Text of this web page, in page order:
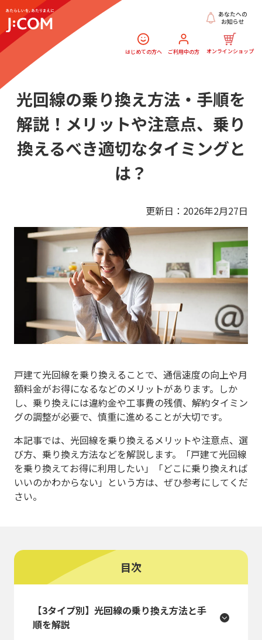
はじめての方へ ご利用中の方 オンラインショップ
あなたへの
お知らせ
光回線の乗り換え方法・手順を
解説！ メリットや注意点、乗り
換えるべき適切なタイミングと
は？
更新日：2026年2月27日
戸建て光回線を乗り換えることで、通信速度の向上や月
額料金がお得になるなどのメリットがあります。しか
し、乗り換えには違約金や工事費の残債、解約タイミン
グの調整が必要で、慎重に進めることが大切です。
本記事では、光回線を乗り換えるメリットや注意点、選
び方、乗り換え方法などを解説します。「戸建て光回線
を乗り換えてお得に利用したい」「どこに乗り換えれば
いいのかわからない」という方は、ぜひ参考にしてくだ
さい。
目次
【3タイプ別】光回線の乗り換え方法と手
順を解説